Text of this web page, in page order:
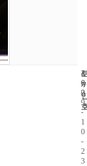
4
6
2
2
0
0
9
-
1
0
-
2
3